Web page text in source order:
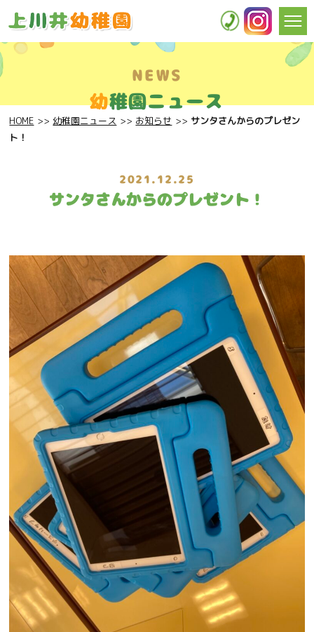
NEWS
幼稚園ニュース
HOME 幼稚園ニュース お知らせ
サンタさんからのプレゼン
ト！
2021.12.25
サンタさんからのプレゼント！